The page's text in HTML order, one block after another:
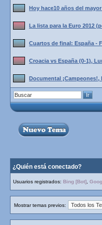
Hoy hace10 años del
La lista para la Euro 2012
Cuartos de final: España -
Croacia vs España (0-1),
Documental ¡Campeones!,
¿Quién está conectado?
Usuarios registrados: Bing [Bot]
Mostrar temas previos: